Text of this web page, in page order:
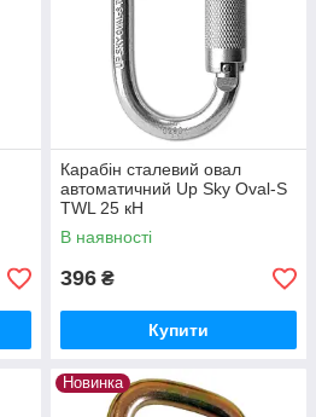
Карабін сталевий овал
автоматичний Up Sky Oval-S
TWL 25 кH
В наявності
396 ₴
Купити
Новинка